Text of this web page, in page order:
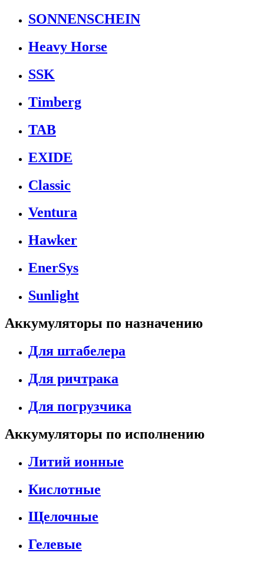
SONNENSCHEIN
Heavy Horse
SSK
Timberg
TAB
EXIDE
Classic
Ventura
Hawker
EnerSys
Sunlight
Аккумуляторы по назначению
Для штабелера
Для ричтрака
Для погрузчика
Аккумуляторы по исполнению
Литий ионные
Кислотные
Щелочные
Гелевые